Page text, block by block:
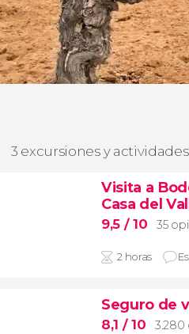
3 excursiones y
Visita a
Casa del
9,5 / 10 35
2 horas
Seguro de
8,1 / 10 3.280